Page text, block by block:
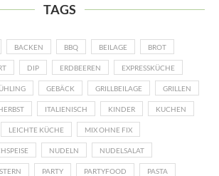
TAGS
BACKEN BBQ BEILAGE BROT
DIP ERDBEEREN EXPRESSKÜCHE
GEBÄCK GRILLBEILAGE GRILLEN
ITALIENISCH KINDER KUCHEN
LEICHTE KÜCHE MIX OHNE FIX
NUDELN NUDELSALAT
PARTY PARTYFOOD PASTA